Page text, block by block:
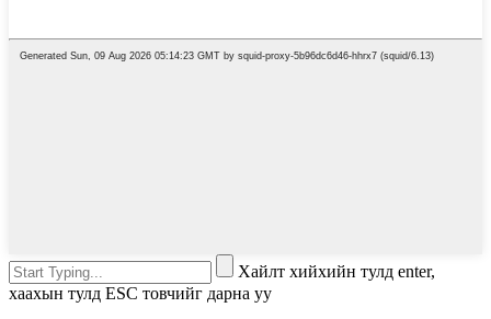
Хайлт хийхийн тулд enter,
хаахын тулд ESC товчийг дарна уу